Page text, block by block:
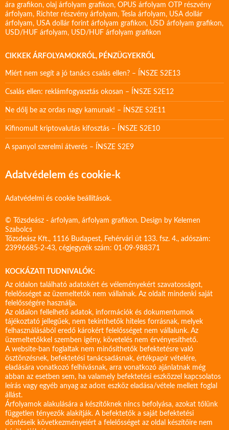
ára grafikon, olaj árfolyam grafikon, OPUS árfolyam OTP részvény
árfolyam, Richter részvény árfolyam, Tesla árfolyam, USA dollár
árfolyam, USA dollár forint árfolyam grafikon, USD árfolyam grafikon,
USD/HUF árfolyam, USD/HUF árfolyam grafikon
CIKKEK ÁRFOLYAMOKRÓL, PÉNZÜGYEKRŐL
Miért nem segít a jó tanács csalás ellen? – ÍNSZE S2E13
Csalás ellen: reklámfogyasztás okosan – ÍNSZE S2E12
Ne dőlj be az ordas nagy kamunak! – ÍNSZE S2E11
Kifinomult kriptovalutás kifosztás – ÍNSZE S2E10
A spanyol szerelmi átverés – ÍNSZE S2E9
Adatvédelem és cookie-k
Adatvédelmi és cookie beállítások.
© Tőzsdeász - árfolyam, árfolyam grafikon. Design by Kelemen
Szabolcs
Tőzsdeász Kft., 1116 Budapest, Fehérvári út 133. fsz. 4., adószám:
23996685-2-43, cégjegyzék szám: 01-09-988371
KOCKÁZATI TUDNIVALÓK:
Az oldalon található adatokért és véleményekért szavatosságot,
felelősséget az üzemeltetők nem vállalnak. Az oldalt mindenki saját
felelősségére használja.
Az oldalon fellelhető adatok, információk és dokumentumok
tájékoztató jellegűek, nem tekinthetők hiteles forrásnak, melyek
felhasználásából eredő károkért felelősséget nem vállalunk. Az
üzemeltetőkkel szemben igény, követelés nem érvényesíthető.
A website-ban foglaltak nem minősíthetők befektetésre való
ösztönzésnek, befektetési tanácsadásnak, értékpapír vételére,
eladására vonatkozó felhívásnak, arra vonatkozó ajánlatnak még
abban az esetben sem, ha valamely befektetési eszközzel kapcsolatos
leírás vagy egyéb anyag az adott eszköz eladása/vétele mellett foglal
állást.
Árfolyamok alakulására a készítőknek nincs befolyása, azokat tőlünk
független tényezők alakítják. A befektetők a saját befektetési
döntéseik következményeiért a felelősséget az oldal készítőire nem